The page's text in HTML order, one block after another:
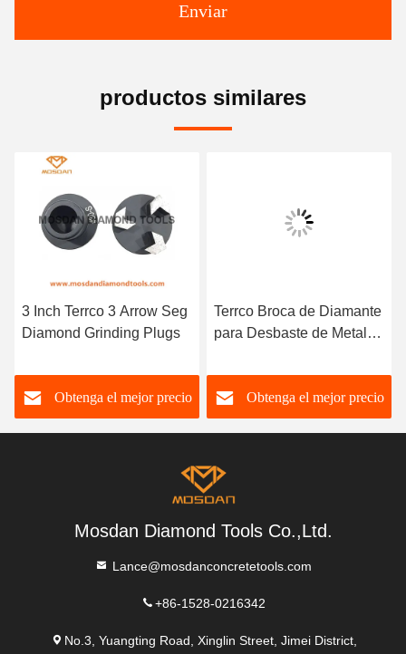
Enviar
productos similares
3 Inch Terrco 3 Arrow Seg
Diamond Grinding Plugs
Obtenga el mejor precio
Terrco Broca de Diamante
para Desbaste de Metal
Obtenga el mejor precio
Mosdan Diamond Tools Co.,Ltd.
Lance@mosdanconcretetools.com
+86-1528-0216342
No.3, Yuangting Road, Xinglin Street, Jimei District,